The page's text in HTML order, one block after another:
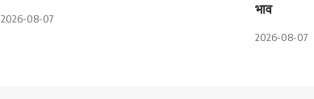
2026-08-07
भाव
2026-08-07